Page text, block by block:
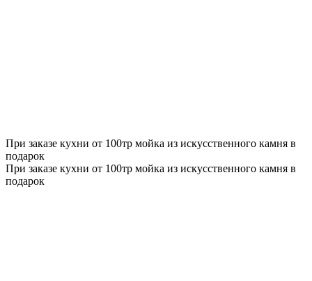
При заказе кухни от 100тр мойка из искусственного камня в
подарок
При заказе кухни от 100тр мойка из искусственного камня в
подарок